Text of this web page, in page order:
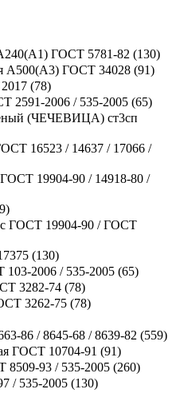
А240(А1) ГОСТ 5781-82 (130)
А500(А3) ГОСТ 34028 (91)
(78)
2591-2006 / 535-2005 (65)
(ЧЕЧЕВИЦА) ст3сп
16523 / 14637 / 17066 /
19904-90 / 14918-80 /
)
ГОСТ 19904-90 / ГОСТ
(130)
103-2006 / 535-2005 (65)
3282-74 (78)
3262-75 (78)
86 / 8645-68 / 8639-82 (559)
ГОСТ 10704-91 (91)
8509-93 / 535-2005 (260)
/ 535-2005 (130)